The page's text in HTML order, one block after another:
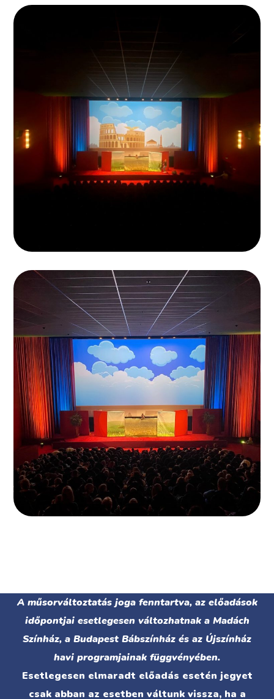
A műsorváltoztatás joga fenntartva, az előadások
időpontjai esetlegesen változhatnak a Madách
Színház, a Budapest Bábszínház és az Újszínház
havi programjainak függvényében.
Esetlegesen elmaradt előadás esetén jegyet
csak abban az esetben váltunk vissza, ha a